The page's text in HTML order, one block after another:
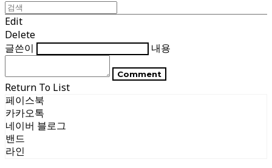
Edit
Delete
글쓴이
내용
Comment
Return To List
페이스북
카카오톡
네이버 블로그
밴드
라인